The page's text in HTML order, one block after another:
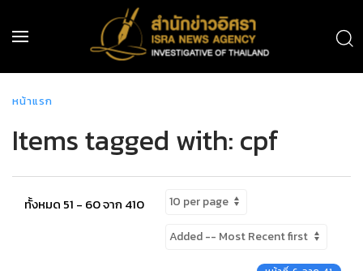
หน้าแรก
Items tagged with: cpf
ทั้งหมด 51 - 60 จาก 410